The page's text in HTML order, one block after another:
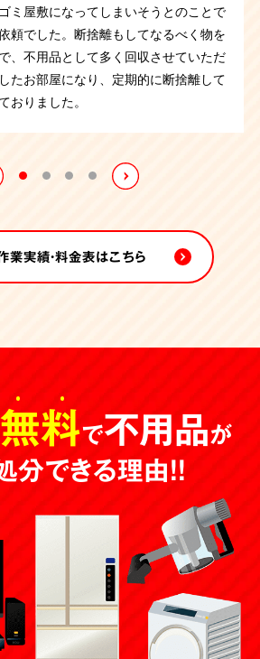
ミ屋敷になってしまいそうとのことで
頼でした。断捨離もしてなるべく物を
、不用品として多く回収させていただ
たお部屋になり、定期的に断捨離して
おりました。
を取り壊すため、お部屋の片付けをご
物量は多くはなかったため順調に作業
した。タンスや食器棚など粗大ごみの
と不用品の仕分けをサポートし、スタ
時間で作業は完了致しました。
したが手分けして作業し必要品と不
、冷蔵庫やテーブルなども不用品回収
。作業はスタッフ5名と5時間程で終え
ンス、キッチン作業台、ミシン、絨
収させていただきました。搬出経路が
ないアパートでしたが、ご依頼主様か
心してみていられました」とのお言葉
業実績・料金表はこちら
無料で不用品が
分できる理由！！